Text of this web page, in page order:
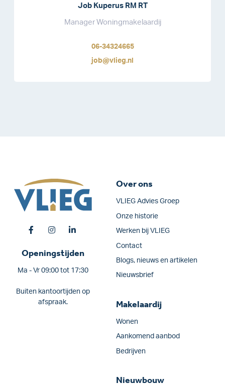
Job Kuperus RM RT
Manager Woningmakelaardij
06-34324665
job@vlieg.nl
Openingstijden
Ma - Vr 09:00 tot 17:30
Buiten kantoortijden op
afspraak.
Over ons
VLIEG Advies Groep
Onze historie
Werken bij VLIEG
Contact
Blogs, nieuws en artikelen
Nieuwsbrief
Makelaardij
Wonen
Aankomend aanbod
Bedrijven
Nieuwbouw